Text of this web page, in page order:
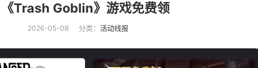
《Trash Goblin》游戏免费领
2026-05-08 分类： 活动线报